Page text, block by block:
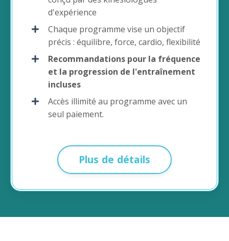
d'expérience
Chaque programme vise un objectif
précis : équilibre, force, cardio, flexibilité
Recommandations pour la fréquence
et la progression de l'entraînement
incluses
Accès illimité au programme avec un
seul paiement.
Plus de détails